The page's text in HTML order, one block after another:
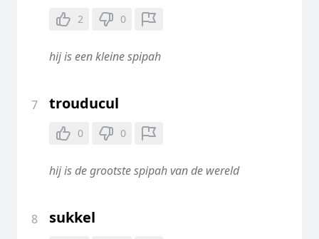
2 0
hij is een kleine spipah
7 trouducul
0 0
hij is de grootste spipah van de wereld
8 sukkel